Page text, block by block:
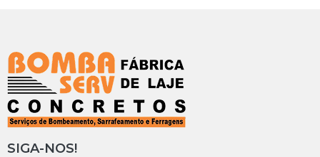
SIGA-NOS!